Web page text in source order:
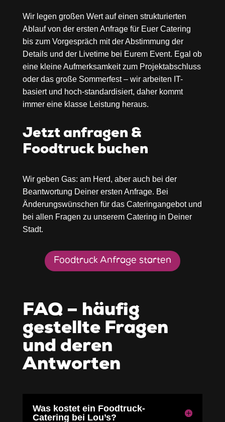
Wir legen großen Wert auf einen strukturierten
Ablauf von der ersten Anfrage für Euer Catering
bis zum Vorgespräch mit der Abstimmung der
Details und der Livetime bei Eurem Event. Egal ob
eine kleine Aufmerksamkeit zum Projektabschluss
oder das große Sommerfest – wir arbeiten IT-
basiert und hoch-standardisiert, daher kommt
immer eine klasse Leistung heraus.
Jetzt anfragen &
Foodtruck buchen
Wir geben Gas: am Herd, aber auch bei der
Beantwortung Deiner ersten Anfrage. Bei
Änderungswünschen für das Cateringangebot und
bei allen Fragen zu unserem Catering in Deiner
Stadt.
Foodtruck Anfrage starten
FAQ – häufig
gestellte Fragen
und deren
Antworten
Was kostet ein Foodtruck-
Catering bei Lou’s?